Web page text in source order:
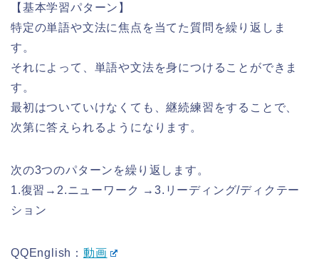
【基本学習パターン】
特定の単語や文法に焦点を当てた質問を繰り返しま
す。
それによって、単語や文法を身につけることができま
す。
最初はついていけなくても、継続練習をすることで、
次第に答えられるようになります。
次の3つのパターンを繰り返します。
1.復習→2.ニューワーク →3.リーディング/ディクテー
ション
QQEnglish： 動画